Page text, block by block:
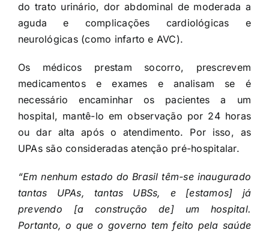
do trato urinário, dor abdominal de moderada a
aguda e complicações cardiológicas e
neurológicas (como infarto e AVC).
Os médicos prestam socorro, prescrevem
medicamentos e exames e analisam se é
necessário encaminhar os pacientes a um
hospital, mantê-lo em observação por 24 horas
ou dar alta após o atendimento. Por isso, as
UPAs são consideradas atenção pré-hospitalar.
“Em nenhum estado do Brasil têm-se inaugurado
tantas UPAs, tantas UBSs, e [estamos] já
prevendo [a construção de] um hospital.
Portanto, o que o governo tem feito pela saúde